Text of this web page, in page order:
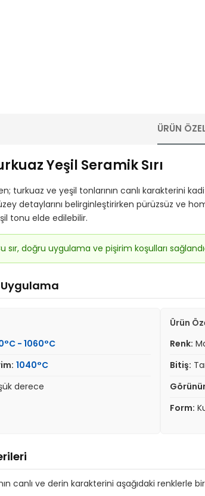
ÜRÜN
Yeşil Seramik Sırı
turkuaz ve yeşil tonlarının canlı karakterini
detaylarını belirginleştirirken pürüzsüz ve
tonu elde edilebilir.
sır, doğru uygulama ve pişirim koşulları
Uygulama
- 1060°C
1040°C
derece
Ürün
Renk:
Bitiş:
Form:
canlı ve derin karakterini aşağıdaki renklerle